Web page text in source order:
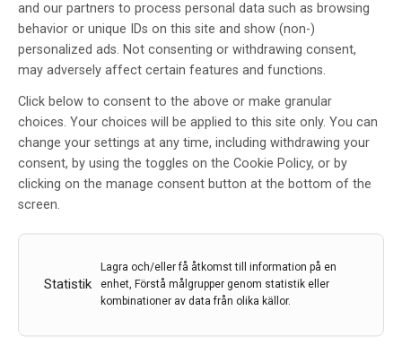
and our partners to process personal data such as browsing
behavior or unique IDs on this site and show (non-)
personalized ads. Not consenting or withdrawing consent,
may adversely affect certain features and functions.
Click below to consent to the above or make granular
choices. Your choices will be applied to this site only. You can
change your settings at any time, including withdrawing your
consent, by using the toggles on the Cookie Policy, or by
clicking on the manage consent button at the bottom of the
screen.
Statistik
Lagra och/eller få åtkomst till information på en
enhet, Förstå målgrupper genom statistik eller
kombinationer av data från olika källor.
ICNMD 2026 – Int.
Congress on
Neuromuscular
Diseases